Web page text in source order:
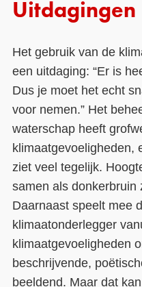
Uitdagingen
Het gebruik van de
een uitdaging: “Er is
Dus je moet het echt
voor nemen.” Het
waterschap heeft
klimaatgevoeligheden,
ziet veel tegelijk.
samen als donkerbruin
Daarnaast speelt mee
klimaatonderlegger
klimaatgevoeligheden
beschrijvende,
beeldend. Maar dat